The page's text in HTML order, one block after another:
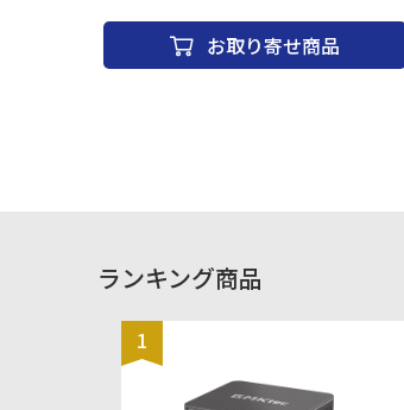
カラー：Black+Gold
お取り寄せ商品
ランキング商品
1